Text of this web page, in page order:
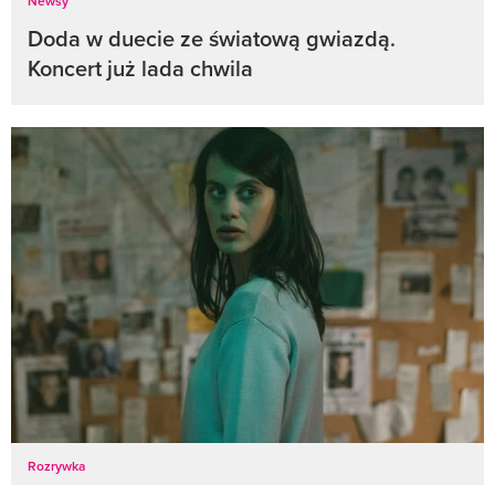
Doda w duecie ze światową gwiazdą.
Koncert już lada chwila
Rozrywka